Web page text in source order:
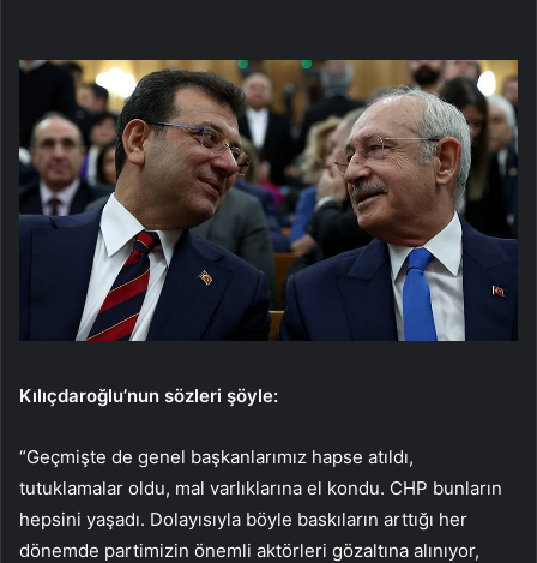
Kılıçdaroğlu’nun sözleri şöyle:
“Geçmişte de genel başkanlarımız hapse atıldı,
tutuklamalar oldu, mal varlıklarına el kondu. CHP bunların
hepsini yaşadı. Dolayısıyla böyle baskıların arttığı her
dönemde partimizin önemli aktörleri gözaltına alınıyor,